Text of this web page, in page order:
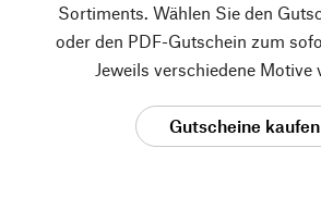
Sortiments. Wählen Sie den
oder den PDF-Gutschein zum
Jeweils verschiedene Motive
Gutscheine kaufen